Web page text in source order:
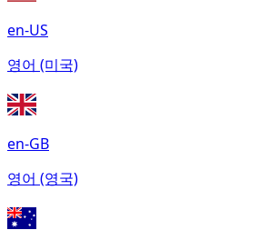
en-US
영어 (미국)
en-GB
영어 (영국)